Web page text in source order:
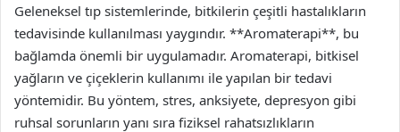
Geleneksel tıp sistemlerinde, bitkilerin çeşitli hastalıkların
tedavisinde kullanılması yaygındır. **Aromaterapi**, bu
bağlamda önemli bir uygulamadır. Aromaterapi, bitkisel
yağların ve çiçeklerin kullanımı ile yapılan bir tedavi
yöntemidir. Bu yöntem, stres, anksiyete, depresyon gibi
ruhsal sorunların yanı sıra fiziksel rahatsızlıkların